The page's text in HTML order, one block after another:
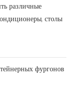
различные
столы